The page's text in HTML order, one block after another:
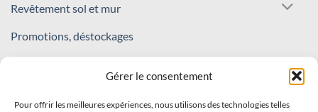
Gérer le consentement
Pour offrir les meilleures expériences, nous utilisons des technologies telles
Revêtement sol et mur
Promotions, déstockages
REJOIGNEZ NOTRE COMMUNAUTÉ !